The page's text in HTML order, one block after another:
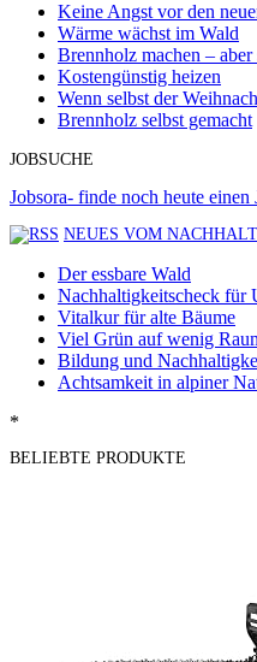
Keine Angst vor den
Wärme wächst im Wald
Brennholz machen – aber
Kostengünstig heizen
Wenn selbst der
Brennholz selbst gemacht
JOBSUCHE
Jobsora- finde noch heute einen
NEUES VOM
Der essbare Wald
Nachhaltigkeitscheck für
Vitalkur für alte Bäume
Viel Grün auf wenig
Bildung und
Achtsamkeit in alpiner
*
BELIEBTE PRODUKTE